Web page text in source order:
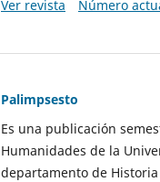
Ver revista
Número
Palimpsesto
Es una publicación
Humanidades de la
departamento de